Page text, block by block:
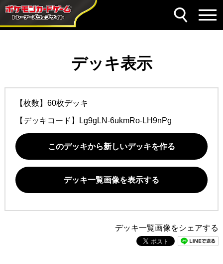
デッキ表示
【枚数】60枚デッキ
【デッキコード】 Lg9gLN-6ukmRo-LH9nPg
このデッキから新しいデッキを作る
デッキ一覧画像を表示する
デッキ一覧画像をシェアする